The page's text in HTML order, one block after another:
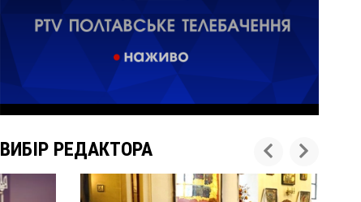
ВИБІР РЕДАКТОРА